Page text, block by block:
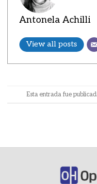
Antonela Achilli
View all posts
Esta entrada fue